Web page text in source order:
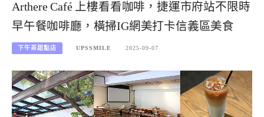
Arthere Café 上樓看看咖啡，捷運市府站不限時
早午餐咖啡廳，橫掃IG網美打卡信義區美食
下午茶甜點店 UPSSMILE 2025-09-07